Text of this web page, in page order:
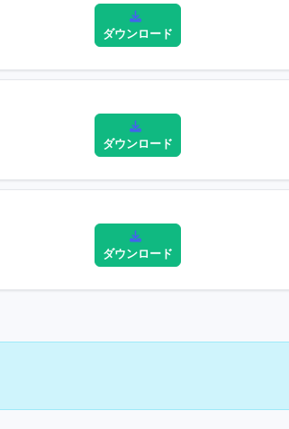
ダウンロード
ダウンロード
ダウンロード